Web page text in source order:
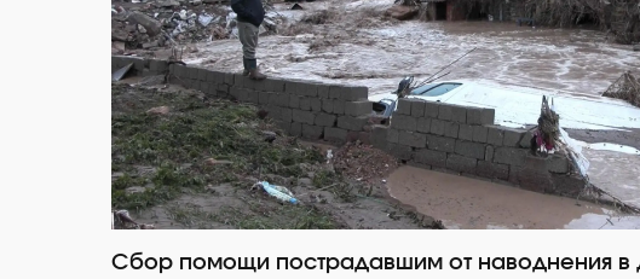
Сбор помощи пострадавшим от наводнения в